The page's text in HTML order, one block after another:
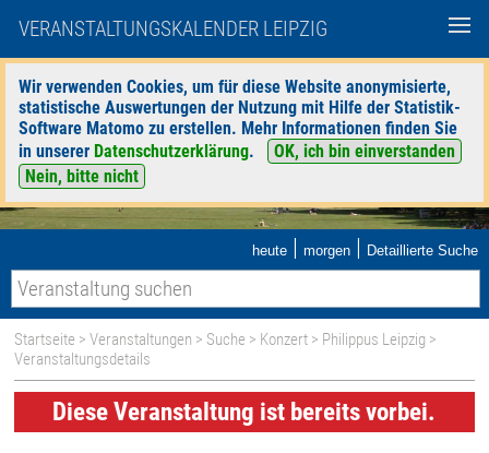
VERANSTALTUNGSKALENDER LEIPZIG
Wir verwenden Cookies, um für diese Website anonymisierte,
statistische Auswertungen der Nutzung mit Hilfe der Statistik-
Software Matomo zu erstellen. Mehr Informationen finden Sie
in unserer Datenschutzerklärung.
OK, ich bin einverstanden
Nein, bitte nicht
heute | morgen | Detaillierte Suche
Startseite >Veranstaltungen > Suche > Konzert > Philippus Leipzig >
Veranstaltungsdetails
Diese Veranstaltung ist bereits vorbei.